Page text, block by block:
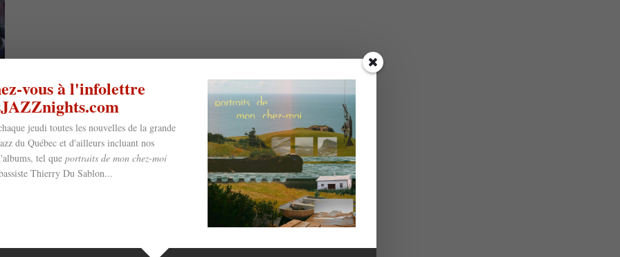
vous à l'infolettre
jeudi toutes les nouvelles de la grande
du Québec et d'ailleurs incluant nos
tel que portraits de mon chez-moi
Thierry Du Sablon...